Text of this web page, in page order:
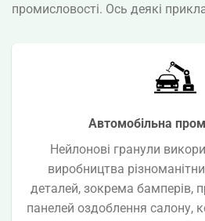
промисловості. Ось деякі
Автомобільна
Нейлонові гранули
виробництва
деталей, зокрема бамперів,
панелей оздоблення салону,